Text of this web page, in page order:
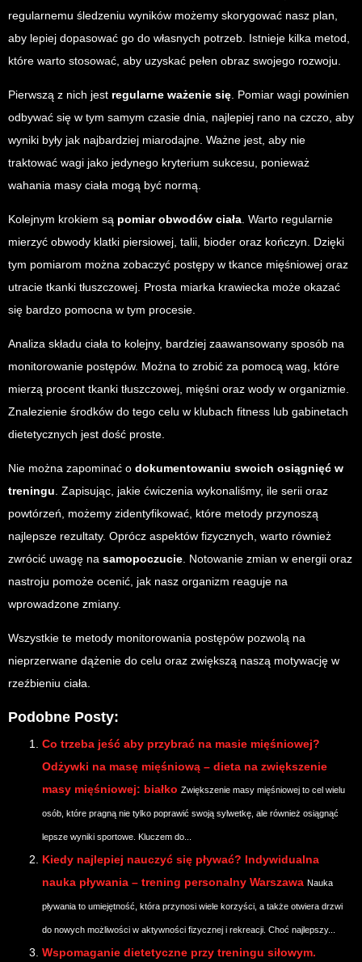
regularnemu śledzeniu wyników możemy skorygować nasz plan,
aby lepiej dopasować go do własnych potrzeb. Istnieje kilka metod,
które warto stosować, aby uzyskać pełen obraz swojego rozwoju.
Pierwszą z nich jest regularne ważenie się . Pomiar wagi powinien
odbywać się w tym samym czasie dnia, najlepiej rano na czczo, aby
wyniki były jak najbardziej miarodajne. Ważne jest, aby nie
traktować wagi jako jedynego kryterium sukcesu, ponieważ
wahania masy ciała mogą być normą.
Kolejnym krokiem są pomiar obwodów ciała . Warto regularnie
mierzyć obwody klatki piersiowej, talii, bioder oraz kończyn. Dzięki
tym pomiarom można zobaczyć postępy w tkance mięśniowej oraz
utracie tkanki tłuszczowej. Prosta miarka krawiecka może okazać
się bardzo pomocna w tym procesie.
Analiza składu ciała to kolejny, bardziej zaawansowany sposób na
monitorowanie postępów. Można to zrobić za pomocą wag, które
mierzą procent tkanki tłuszczowej, mięśni oraz wody w organizmie.
Znalezienie środków do tego celu w klubach fitness lub gabinetach
dietetycznych jest dość proste.
Nie można zapominać o dokumentowaniu swoich osiągnięć w
treningu . Zapisując, jakie ćwiczenia wykonaliśmy, ile serii oraz
powtórzeń, możemy zidentyfikować, które metody przynoszą
najlepsze rezultaty. Oprócz aspektów fizycznych, warto również
zwrócić uwagę na samopoczucie . Notowanie zmian w energii oraz
nastroju pomoże ocenić, jak nasz organizm reaguje na
wprowadzone zmiany.
Wszystkie te metody monitorowania postępów pozwolą na
nieprzerwane dążenie do celu oraz zwiększą naszą motywację w
rzeźbieniu ciała.
Podobne Posty:
Co trzeba jeść aby przybrać na masie mięśniowej?
Odżywki na masę mięśniową – dieta na zwiększenie
masy mięśniowej: białko Zwiększenie masy mięśniowej to cel wielu
osób, które pragną nie tylko poprawić swoją sylwetkę, ale również osiągnąć
lepsze wyniki sportowe. Kluczem do...
Kiedy najlepiej nauczyć się pływać? Indywidualna
nauka pływania – trening personalny Warszawa Nauka
pływania to umiejętność, która przynosi wiele korzyści, a także otwiera drzwi
do nowych możliwości w aktywności fizycznej i rekreacji. Choć najlepszy...
Wspomaganie dietetyczne przy treningu siłowym.